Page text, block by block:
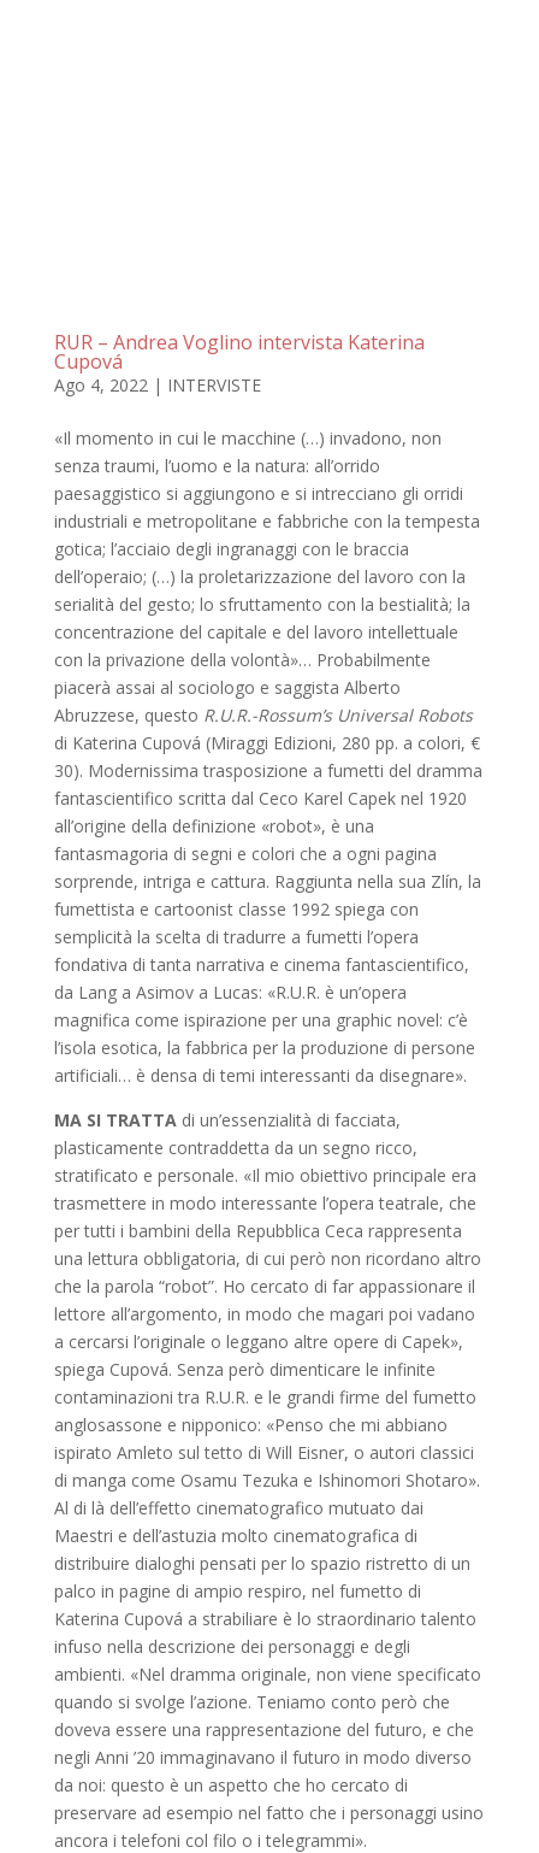
RUR – Andrea Voglino intervista Katerina
Cupová
Ago 4, 2022 | INTERVISTE
«Il momento in cui le macchine (…) invadono, non
senza traumi, l’uomo e la natura: all’orrido
paesaggistico si aggiungono e si intrecciano gli orridi
industriali e metropolitane e fabbriche con la tempesta
gotica; l’acciaio degli ingranaggi con le braccia
dell’operaio; (…) la proletarizzazione del lavoro con la
serialità del gesto; lo sfruttamento con la bestialità; la
concentrazione del capitale e del lavoro intellettuale
con la privazione della volontà»… Probabilmente
piacerà assai al sociologo e saggista Alberto
Abruzzese, questo R.U.R.-Rossum’s Universal Robots
di Katerina Cupová (Miraggi Edizioni, 280 pp. a colori, €
30). Modernissima trasposizione a fumetti del dramma
fantascientifico scritta dal Ceco Karel Capek nel 1920
all’origine della definizione «robot», è una
fantasmagoria di segni e colori che a ogni pagina
sorprende, intriga e cattura. Raggiunta nella sua Zlín, la
fumettista e cartoonist classe 1992 spiega con
semplicità la scelta di tradurre a fumetti l’opera
fondativa di tanta narrativa e cinema fantascientifico,
da Lang a Asimov a Lucas: «R.U.R. è un’opera
magnifica come ispirazione per una graphic novel: c’è
l’isola esotica, la fabbrica per la produzione di persone
artificiali… è densa di temi interessanti da disegnare».
MA SI TRATTA di un’essenzialità di facciata,
plasticamente contraddetta da un segno ricco,
stratificato e personale. «Il mio obiettivo principale era
trasmettere in modo interessante l’opera teatrale, che
per tutti i bambini della Repubblica Ceca rappresenta
una lettura obbligatoria, di cui però non ricordano altro
che la parola “robot”. Ho cercato di far appassionare il
lettore all’argomento, in modo che magari poi vadano
a cercarsi l’originale o leggano altre opere di Capek»,
spiega Cupová. Senza però dimenticare le infinite
contaminazioni tra R.U.R. e le grandi firme del fumetto
anglosassone e nipponico: «Penso che mi abbiano
ispirato Amleto sul tetto di Will Eisner, o autori classici
di manga come Osamu Tezuka e Ishinomori Shotaro».
Al di là dell’effetto cinematografico mutuato dai
Maestri e dell’astuzia molto cinematografica di
distribuire dialoghi pensati per lo spazio ristretto di un
palco in pagine di ampio respiro, nel fumetto di
Katerina Cupová a strabiliare è lo straordinario talento
infuso nella descrizione dei personaggi e degli
ambienti. «Nel dramma originale, non viene specificato
quando si svolge l’azione. Teniamo conto però che
doveva essere una rappresentazione del futuro, e che
negli Anni ’20 immaginavano il futuro in modo diverso
da noi: questo è un aspetto che ho cercato di
preservare ad esempio nel fatto che i personaggi usino
ancora i telefoni col filo o i telegrammi».